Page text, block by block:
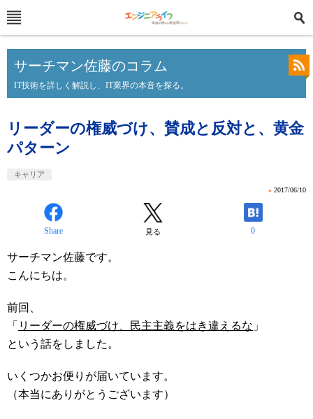
サーチマン佐藤のコラム
IT技術を詳しく解説し、IT業界の本音を探る。
リーダーの権威づけ、賛成と反対と、黄金
パターン
キャリア
» 2017/06/10
Share 見る 0
サーチマン佐藤です。
こんにちは。
前回、
「 リーダーの権威づけ、民主主義をはき違えるな 」
という話をしました。
いくつかお便りが届いています。
（本当にありがとうございます）